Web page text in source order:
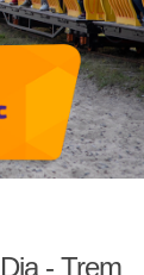
- Trem